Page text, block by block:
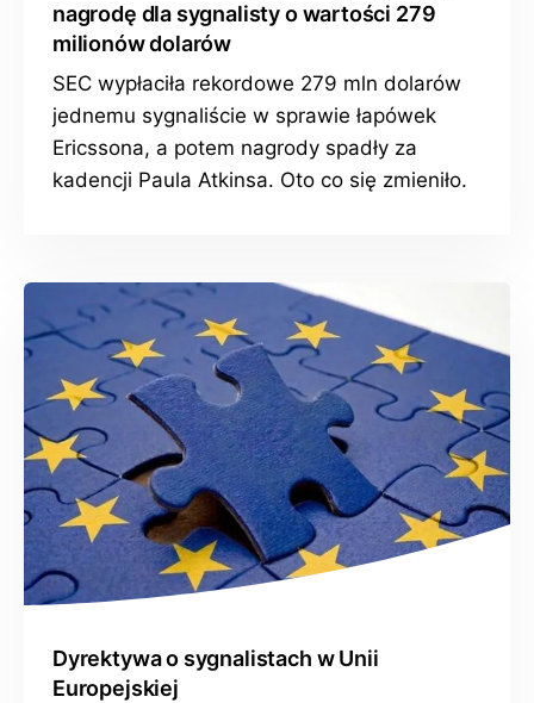
nagrodę dla sygnalisty o wartości 279
milionów dolarów
SEC wypłaciła rekordowe 279 mln dolarów
jednemu sygnaliście w sprawie łapówek
Ericssona, a potem nagrody spadły za
kadencji Paula Atkinsa. Oto co się zmieniło.
Dyrektywa o sygnalistach w Unii
Europejskiej